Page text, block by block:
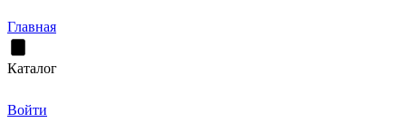
Главная
Каталог
Войти